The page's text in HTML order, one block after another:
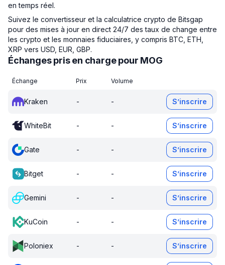
en temps réel.
Suivez le convertisseur et la calculatrice crypto de Bitsgap
pour des mises à jour en direct 24/7 des taux de change entre
les crypto et les monnaies fiduciaires, y compris BTC, ETH,
XRP vers USD, EUR, GBP.
Échanges pris en charge pour MOG
Échange Prix Volume
Kraken - - S’inscrire
WhiteBit - - S’inscrire
Gate - - S’inscrire
Bitget - - S’inscrire
Gemini - - S’inscrire
KuCoin - - S’inscrire
Poloniex - - S’inscrire